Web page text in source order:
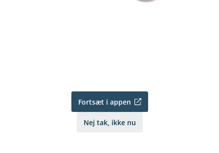
Fortsæt i appen
Nej tak, ikke nu